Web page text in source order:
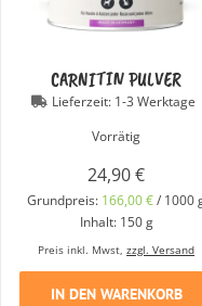
CARNITIN PULVER
Lieferzeit: 1-3 Werktage
Vorrätig
24,90€
Grundpreis: 166,00€/ 1000
Inhalt: 150g
Preis inkl. Mwst,zzgl. Versand
IN DEN WARENKORB